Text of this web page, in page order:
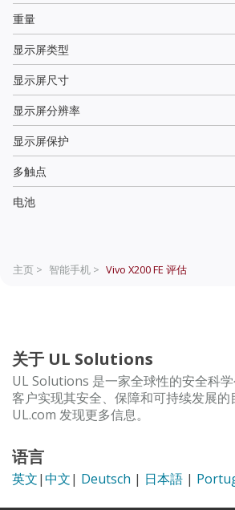
重量
显示屏类型
显示屏尺寸
显示屏分辨率
显示屏保护
多触点
电池
主页 > 智能手机 > Vivo X200 FE 评估
关于 UL Solutions
UL Solutions 是一家全球性的安全科
客户实现其安全、保障和可持续发展的
UL.com 发现更多信息。
语言
英文|中文| Deutsch | 日本語 |